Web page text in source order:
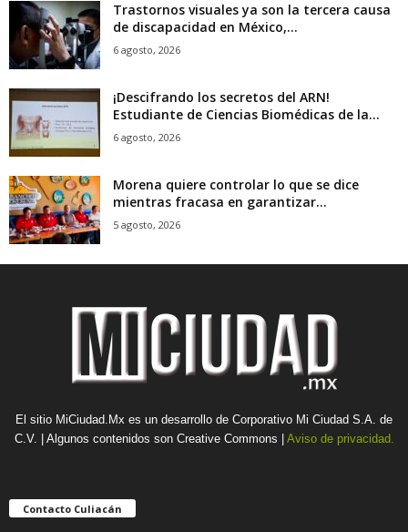
Trastornos visuales ya son la tercera causa
de discapacidad en México,...
6 agosto, 2026
¡Descifrando los secretos del ARN!
Estudiante de Ciencias Biomédicas de la...
6 agosto, 2026
Morena quiere controlar lo que se dice
mientras fracasa en garantizar...
5 agosto, 2026
El sitio MiCiudad.Mx es un desarrollo de Corporativo Mi Ciudad S.A. de
C.V. | Algunos contenidos son Creative Commons | Aviso de privacidad.
Contacto Culiacán